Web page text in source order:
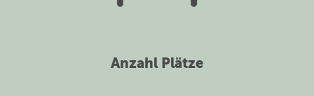
Anzahl Plätze